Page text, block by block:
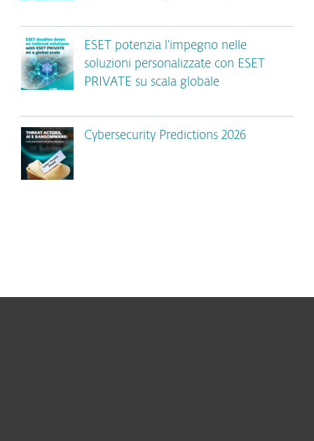
ESET potenzia l’impegno nelle
soluzioni personalizzate con ESET
PRIVATE su scala globale
Cybersecurity Predictions 2026